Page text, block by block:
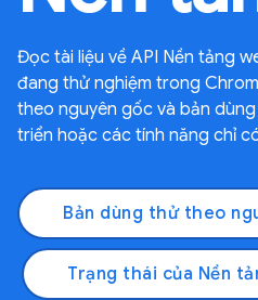
Đọc tài liệu về API Nền tảng
đang thử nghiệm trong
theo nguyên gốc và bản
triển hoặc các tính năng chỉ
Bản dùng thử theo
Trạng thái của Nền